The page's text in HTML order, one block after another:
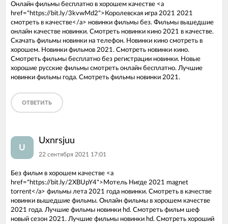
Онлайн фильмы бесплатно в хорошем качестве <a
href="https://bit.ly/3kvwMd2">Королевская игра 2021 2021
смотреть в качестве</a> новинки фильмы без. Фильмы вышедшие
онлайн качестве новинки. Смотреть новинки кино 2021 в качестве.
Скачать фильмы новинки на телефон. Новинки кино смотреть в
хорошем. Новинки фильмов 2021. Смотреть новинки кино.
Смотреть фильмы бесплатно без регистрации новинки. Новые
хорошие русские фильмы смотреть онлайн бесплатно. Лучшие
новинки фильмы года. Смотреть фильмы новинки 2021.
ОТВЕТИТЬ
U
Uxnrsjuu
22 сентября 2021 17:01
Без фильм в хорошем качестве <a
href="https://bit.ly/2XBUpY4">Мотель Нигде 2021 magnet
torrent</a> фильмы лета 2021 года новинки. Смотреть в качестве
новинки вышедшие фильмы. Онлайн фильмы в хорошем качестве
2021 года. Лучшие фильмы новинки hd. Смотреть фильм шеф
новый сезон 2021. Лучшие фильмы новинки hd. Смотреть хороший